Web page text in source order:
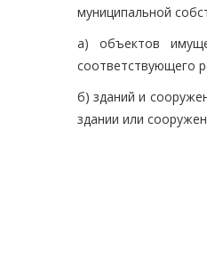
муниципальной
а) объектов
соответствующего
б) зданий и
здании или